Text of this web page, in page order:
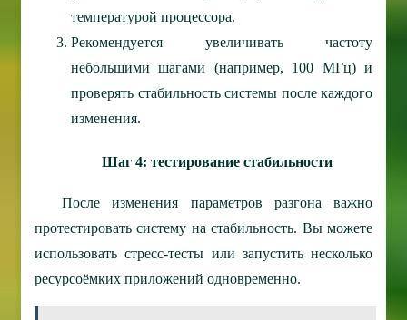
температурой процессора.
Рекомендуется увеличивать частоту
небольшими шагами (например, 100 МГц) и
проверять стабильность системы после каждого
изменения.
Шаг 4: тестирование стабильности
После изменения параметров разгона важно
протестировать систему на стабильность. Вы можете
использовать стресс-тесты или запустить несколько
ресурсоёмких приложений одновременно.